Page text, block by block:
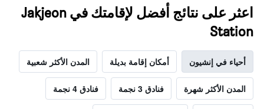
اعثر على نتائج أفضل لإقامتك في Jakjeon
Station
أحياء في إنشيون أمكان إقامة بديلة المدن الأكثر شعبية
المدن الأكثر شهرة فنادق 3 نجمة فنادق 4 نجمة